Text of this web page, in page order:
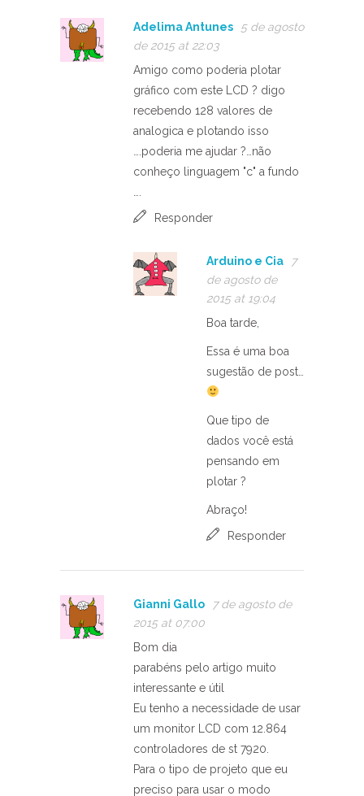
Adelima Antunes
5 de agosto
de 2015 at 22:03
Amigo como poderia plotar
gráfico com este LCD ? digo
recebendo 128 valores de
analogica e plotando isso
….poderia me ajudar ?…não
conheço linguagem "c" a fundo
Responder
Arduino e Cia
7
de agosto de
2015 at 19:04
Boa tarde,
Essa é uma boa
sugestão de post…
Que tipo de
dados você está
pensando em
plotar ?
Abraço!
Responder
Gianni Gallo
7 de agosto de
2015 at 07:00
Bom dia
parabéns pelo artigo muito
interessante e útil
Eu tenho a necessidade de usar
um monitor LCD com 12.864
controladores de st 7920.
Para o tipo de projeto que eu
preciso para usar o modo